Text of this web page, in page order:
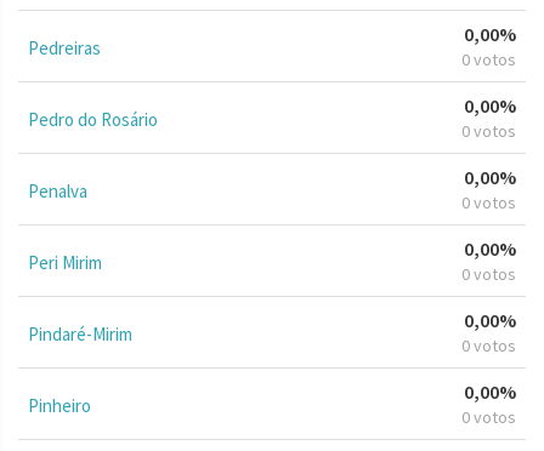
Pedreiras
0,00%
0 votos
Pedro do Rosário
0,00%
0 votos
Penalva
0,00%
0 votos
Peri Mirim
0,00%
0 votos
Pindaré-Mirim
0,00%
0 votos
Pinheiro
0,00%
0 votos